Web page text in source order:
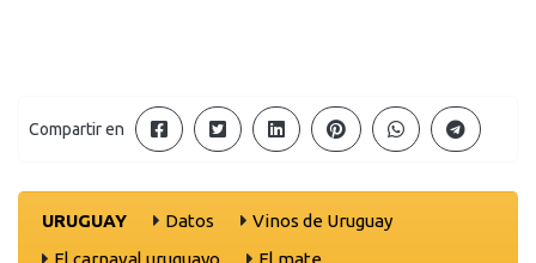
Compartir en
URUGUAY Datos
Vinos de Uruguay
El carnaval uruguayo
El mate